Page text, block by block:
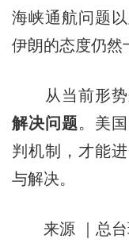
海峡通航问题
伊朗的态度仍然
从当前形势
解决问题。美
判机制，才能
与解决。
来源 ｜总台